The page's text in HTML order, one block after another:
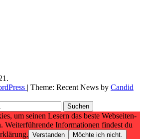
| Theme: Recent News by Candid
um seinen Lesern das beste Webseiten-
Weiterführende Informationen findest du
Verstanden
Möchte ich nicht.